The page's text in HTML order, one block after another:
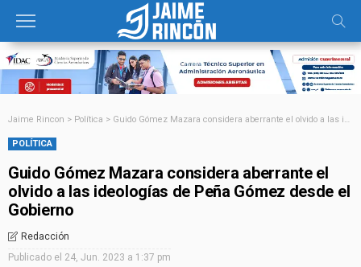
Jaime Rincon > Política > Guido Gómez Mazara considera aberrante el olvido a las ideologías de Peña Gómez desde el Gobierno
POLÍTICA
Guido Gómez Mazara considera aberrante el
olvido a las ideologías de Peña Gómez desde el
Gobierno
Redacción
Publicado el 24, Jun. 2023 a 1:37 pm